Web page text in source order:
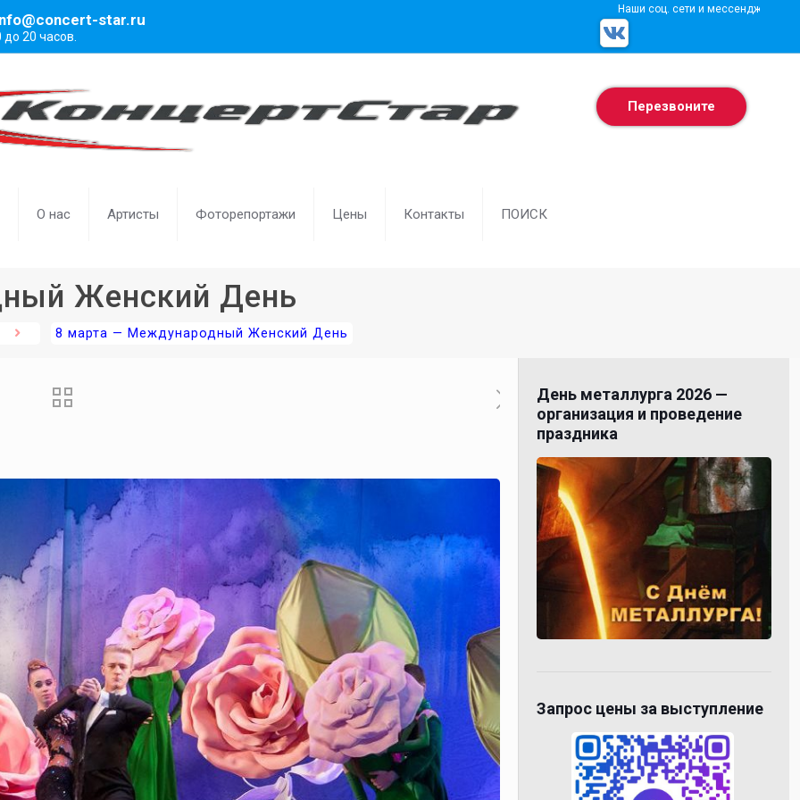
star.ru
до 20 часов.
Наши соц. сети и мессенджеры
О нас Артисты Фоторепортажи Цены Контакты ПОИСК
Перезвоните
Женский День
8 марта — Международный Женский День
День металлурга 2026 —
организация и проведение
праздника
Запрос цены за выступление